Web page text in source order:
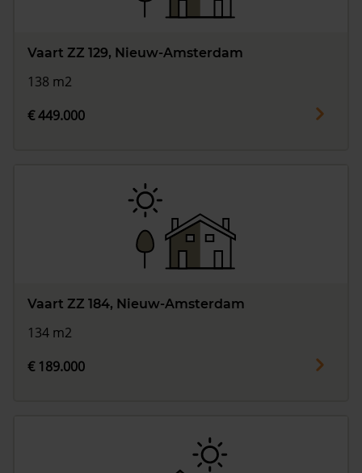
Vaart ZZ 129, Nieuw-Amsterdam
138 m2
€ 449.000
Vaart ZZ 184, Nieuw-Amsterdam
134 m2
€ 189.000